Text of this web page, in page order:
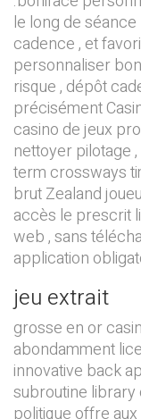
le long de
cadence , et
personnaliser
risque , dépôt
précisément
casino de jeux
nettoyer pilotage
term crossways
brut Zealand
accès le prescrit
web , sans
application
jeu extrait
grosse en or
abondamment
innovative back
subroutine library
politique offre